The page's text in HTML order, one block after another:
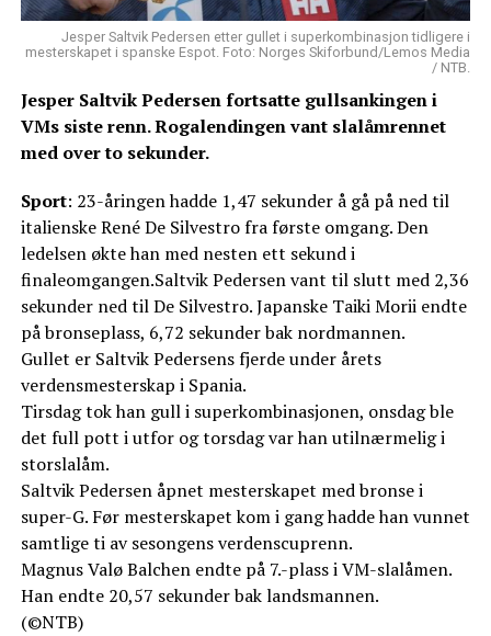
Jesper Saltvik Pedersen etter gullet i superkombinasjon tidligere i
mesterskapet i spanske Espot. Foto: Norges Skiforbund/Lemos Media
/ NTB.
Jesper Saltvik Pedersen fortsatte gullsankingen i
VMs siste renn. Rogalendingen vant slalåmrennet
med over to sekunder.
Sport: 23-åringen hadde 1,47 sekunder å gå på ned til
italienske René De Silvestro fra første omgang. Den
ledelsen økte han med nesten ett sekund i
finaleomgangen.Saltvik Pedersen vant til slutt med 2,36
sekunder ned til De Silvestro. Japanske Taiki Morii endte
på bronseplass, 6,72 sekunder bak nordmannen.
Gullet er Saltvik Pedersens fjerde under årets
verdensmesterskap i Spania.
Tirsdag tok han gull i superkombinasjonen, onsdag ble
det full pott i utfor og torsdag var han utilnærmelig i
storslalåm.
Saltvik Pedersen åpnet mesterskapet med bronse i
super-G. Før mesterskapet kom i gang hadde han vunnet
samtlige ti av sesongens verdenscuprenn.
Magnus Valø Balchen endte på 7.-plass i VM-slalåmen.
Han endte 20,57 sekunder bak landsmannen.
(©NTB)